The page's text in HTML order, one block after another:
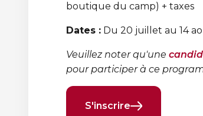
boutique du camp) + taxes
Dates : Du 20 juillet au 14
Veuillez noter qu'une
pour participer à ce
S'inscrire